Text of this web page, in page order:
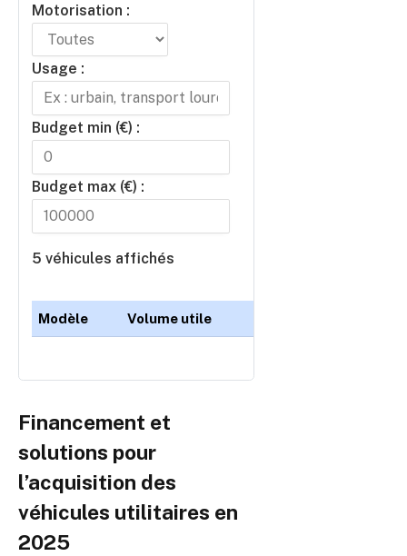
Motorisation :
Filtre par type de motorisation
Usage :
Filtre par mot clé dans l’usage
Budget min (€) :
Budget max (€) :
5 véhicules affichés
Modèle Volume utile
Financement et
solutions pour
l’acquisition des
véhicules utilitaires en
2025